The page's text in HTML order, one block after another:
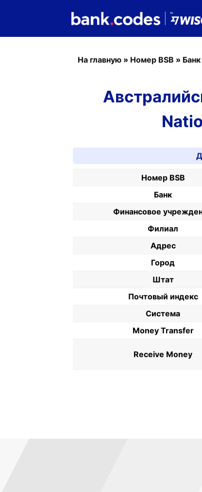
На главную » Номер BSB » Банк
Номер BSB
Банк
Финансовое
Филиал
Адрес
Город
Штат
Почтовый индекс
Система
Money Transfer
Receive Money